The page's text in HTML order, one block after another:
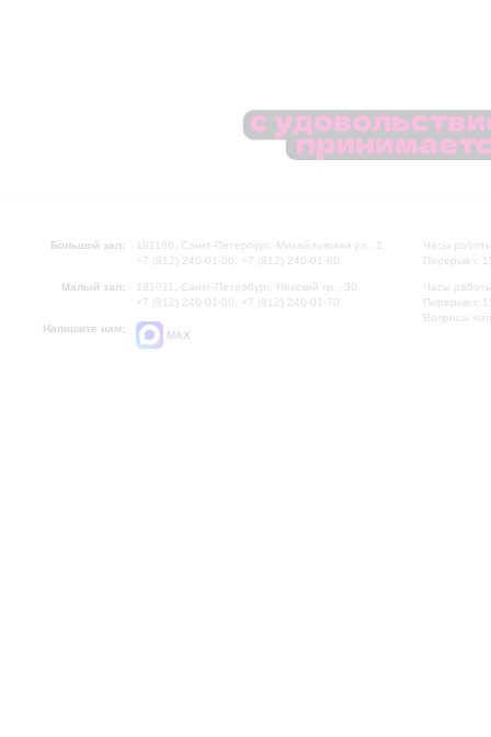
Большой зал:
191186, Санкт-Петербург, Михайловская ул., 2
+7 (812) 240-01-00, +7 (812) 240-01-80
Малый зал:
191011, Санкт-Петербург, Невский пр., 30
+7 (812) 240-01-00, +7 (812) 240-01-70
Напишите нам:
MAX
Часы
Перерыв с
Часы
Перерыв с
Вопросы